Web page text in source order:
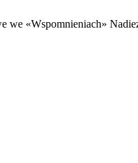
we «Wspomnieniach»